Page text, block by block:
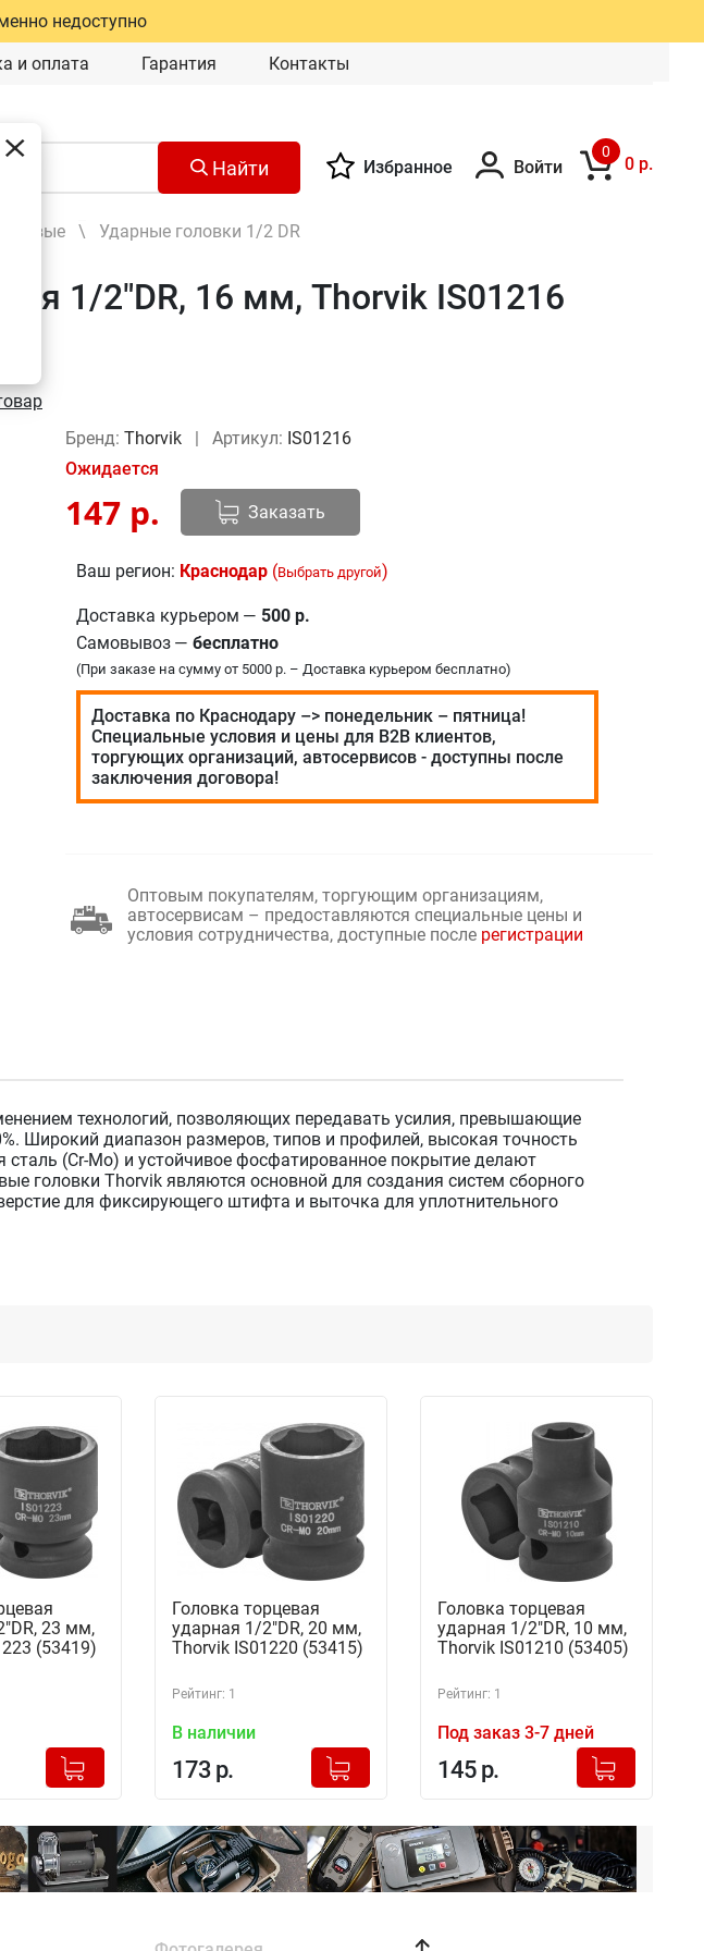
недоступно
и оплата Гарантия Контакты
Найти Избранное Войти
0
0 р.
\ Ударные головки 1/2 DR
1/2"DR, 16 мм, Thorvik IS01216
Бренд: Thorvik |Артикул: IS01216
Ожидается
147 р. Заказать
Ваш регион: Краснодар (Выбрать другой)
Доставка курьером — 500 р.
Самовывоз —бесплатно
(При заказе на сумму от 5000 р. – Доставка курьером бесплатно)
Доставка по Краснодару –> понедельник – пятница!
Специальные условия и цены для В2В клиентов,
торгующих организаций, автосервисов - доступны после
заключения договора!
Оптовым покупателям, торгующим организациям,
автосервисам – предоставляются специальные цены и
условия сотрудничества, доступные после регистрации
технологий, позволяющих передавать усилия, превышающие
Широкий диапазон размеров, типов и профилей, высокая точность
(Cr-Mo) и устойчивое фосфатированное покрытие делают
головки Thorvik являются основной для создания систем сборного
для фиксирующего штифта и выточка для уплотнительного
23 мм,
(53419)
+
Добавлено в корзину
Головка торцевая
ударная 1/2"DR, 20 мм,
Thorvik IS01220 (53415)
Рейтинг: 1
В наличии
173 р.
+
Добавлено в корзину
Головка торцевая
ударная 1/2"DR, 10 мм,
Thorvik IS01210 (53405)
Рейтинг: 1
Под заказ 3-7 дней
145 р.
+
Добавлено в корзину